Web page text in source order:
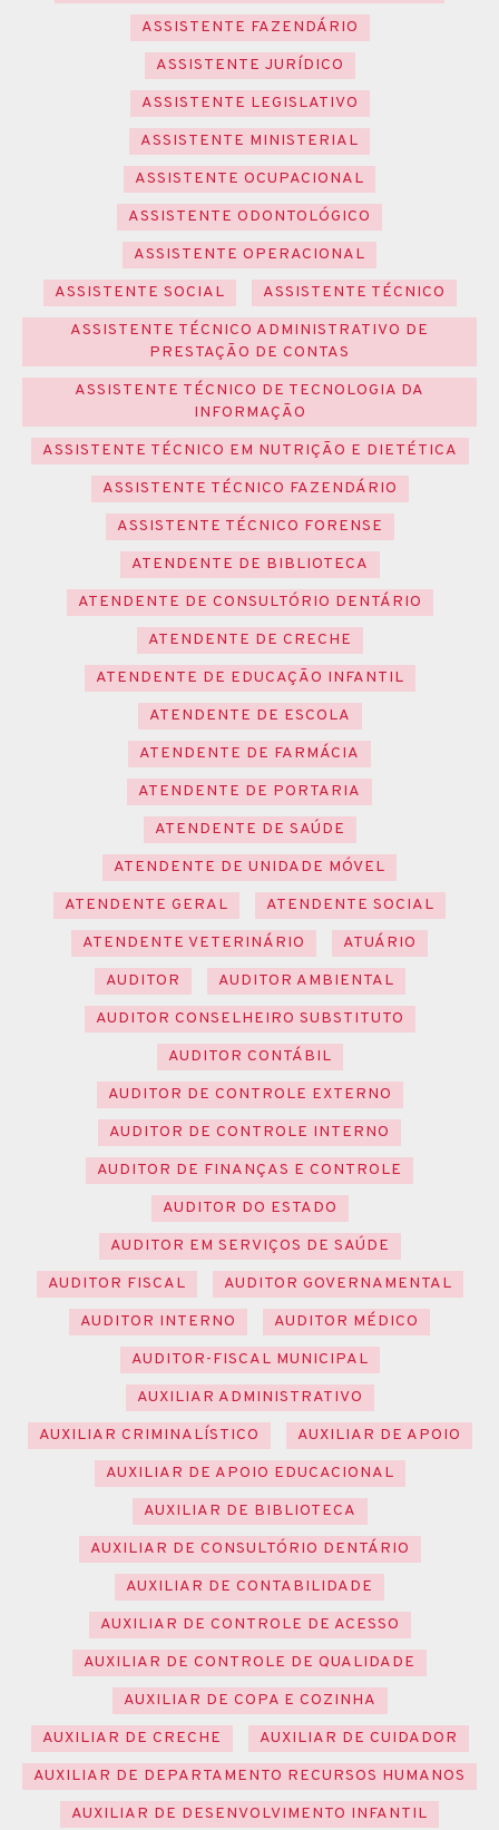
ASSISTENTE FAZENDÁRIO
ASSISTENTE JURÍDICO
ASSISTENTE LEGISLATIVO
ASSISTENTE MINISTERIAL
ASSISTENTE OCUPACIONAL
ASSISTENTE ODONTOLÓGICO
ASSISTENTE OPERACIONAL
ASSISTENTE SOCIAL
ASSISTENTE TÉCNICO
ASSISTENTE TÉCNICO ADMINISTRATIVO DE
PRESTAÇÃO DE CONTAS
ASSISTENTE TÉCNICO DE TECNOLOGIA DA
INFORMAÇÃO
ASSISTENTE TÉCNICO EM NUTRIÇÃO E DIETÉTICA
ASSISTENTE TÉCNICO FAZENDÁRIO
ASSISTENTE TÉCNICO FORENSE
ATENDENTE DE BIBLIOTECA
ATENDENTE DE CONSULTÓRIO DENTÁRIO
ATENDENTE DE CRECHE
ATENDENTE DE EDUCAÇÃO INFANTIL
ATENDENTE DE ESCOLA
ATENDENTE DE FARMÁCIA
ATENDENTE DE PORTARIA
ATENDENTE DE SAÚDE
ATENDENTE DE UNIDADE MÓVEL
ATENDENTE GERAL
ATENDENTE SOCIAL
ATENDENTE VETERINÁRIO
ATUÁRIO
AUDITOR
AUDITOR AMBIENTAL
AUDITOR CONSELHEIRO SUBSTITUTO
AUDITOR CONTÁBIL
AUDITOR DE CONTROLE EXTERNO
AUDITOR DE CONTROLE INTERNO
AUDITOR DE FINANÇAS E CONTROLE
AUDITOR DO ESTADO
AUDITOR EM SERVIÇOS DE SAÚDE
AUDITOR FISCAL
AUDITOR GOVERNAMENTAL
AUDITOR INTERNO
AUDITOR MÉDICO
AUDITOR-FISCAL MUNICIPAL
AUXILIAR ADMINISTRATIVO
AUXILIAR CRIMINALÍSTICO
AUXILIAR DE APOIO
AUXILIAR DE APOIO EDUCACIONAL
AUXILIAR DE BIBLIOTECA
AUXILIAR DE CONSULTÓRIO DENTÁRIO
AUXILIAR DE CONTABILIDADE
AUXILIAR DE CONTROLE DE ACESSO
AUXILIAR DE CONTROLE DE QUALIDADE
AUXILIAR DE COPA E COZINHA
AUXILIAR DE CRECHE
AUXILIAR DE CUIDADOR
AUXILIAR DE DEPARTAMENTO RECURSOS HUMANOS
AUXILIAR DE DESENVOLVIMENTO INFANTIL